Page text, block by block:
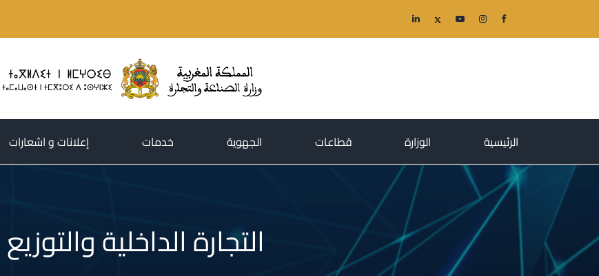
الرئيسية
(current) الوزارة(current) قطاعات
(current) الجهوية
(current) خدمات
(current) إعلانات و اشعارات(current)
التجارة الداخلية والتوزيع